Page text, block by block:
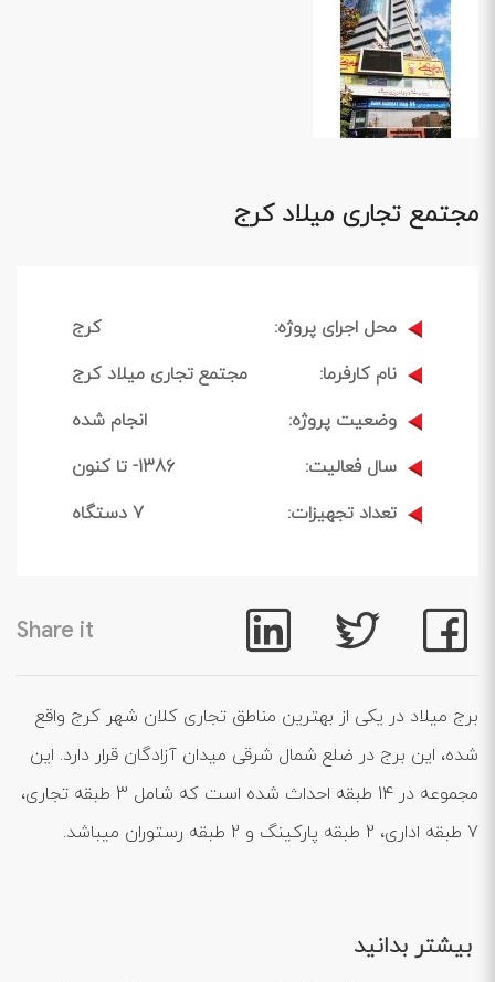
مجتمع تجاری میلاد کرج
محل اجرای پروژه:
کرج
نام کارفرما:
مجتمع تجاری میلاد کرج
وضعیت پروژه:
انجام شده
سال فعالیت:
1386- تا کنون
تعداد تجهیزات:
7 دستگاه
Share it
برج میلاد در یکی از بهترین مناطق تجاری کلان شهر کرج واقع
شده، این برج در ضلع شمال شرقی میدان آزادگان قرار دارد. این
مجموعه در 14 طبقه احداث شده است که شامل 3 طبقه تجاری،
7 طبقه اداری، 2 طبقه پارکينگ و 2 طبقه رستوران ميباشد.
بیشتر بدانید